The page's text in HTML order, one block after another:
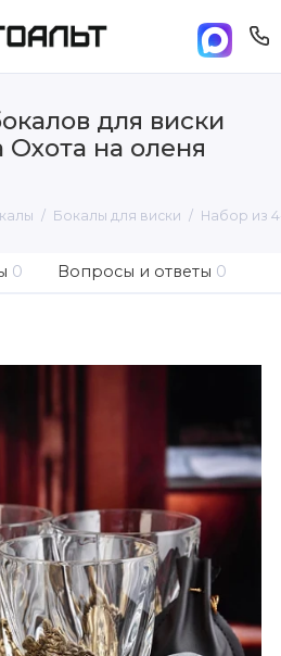
для виски
Охота на оленя
Бокалы для виски Набор из
0 Вопросы и ответы 0